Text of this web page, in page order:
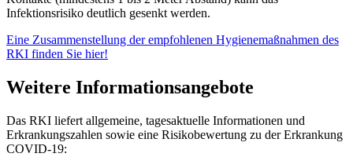
Infektionsrisiko deutlich gesenkt werden.
Eine Zusammenstellung der empfohlenen Hygienemaßnahmen des
RKI finden Sie hier!
Weitere Informationsangebote
Das RKI liefert allgemeine, tagesaktuelle Informationen und
Erkrankungszahlen sowie eine Risikobewertung zu der Erkrankung
COVID-19: